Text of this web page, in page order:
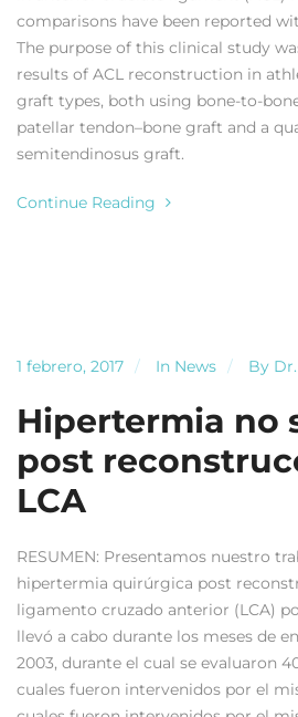
comparisons have been reported
The purpose of this clinical study
results of ACL reconstruction in
graft types, both using bone-to-
patellar tendon–bone graft and a
semitendinosus graft.
Continue Reading
1 febrero, 2017 In News By
Hipertermia no
post
LCA
RESUMEN: Presentamos nuestro
hipertermia quirúrgica post
ligamento cruzado anterior (LCA)
llevó a cabo durante los meses de
2003, durante el cual se evaluaron
cuales fueron intervenidos por el